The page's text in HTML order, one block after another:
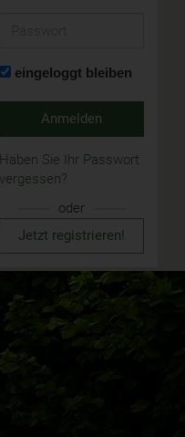
eingeloggt bleiben
Anmelden
Haben Sie Ihr Passwort
vergessen?
oder
Jetzt registrieren!